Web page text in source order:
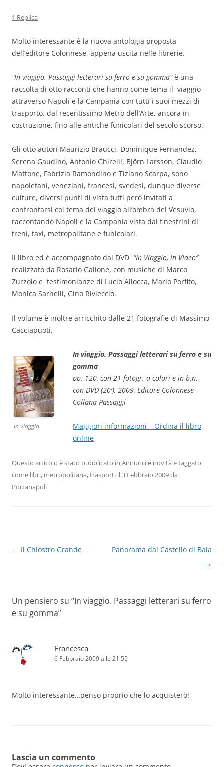
1 Replica
Molto interessante è la nuova antologia proposta
dell’editore Colonnese, appena uscita nelle librerie.
“In viaggio. Passaggi letterari su ferro e su gomma”è una
raccolta di otto racconti che hanno come tema il viaggio
attraverso Napoli e la Campania con tutti i suoi mezzi di
trasporto, dal recentissimo Metrò dell’Arte, ancora in
costruzione, fino alle antiche funicolari del secolo scorso.
Gli otto autori Maurizio Braucci, Dominique Fernandez,
Serena Gaudino, Antonio Ghirelli, Björn Larsson, Claudio
Mattone, Fabrizia Ramondino e Tiziano Scarpa, sono
napoletani, veneziani, francesi, svedesi, dunque diverse
culture, diversi punti di vista tutti però invitati a
confrontarsi col tema del viaggio all’ombra del Vesuvio,
raccontando Napoli e la Campania vista dai finestrini di
treni, taxi, metropolitane e funicolari.
Il libro ed è accompagnato dal DVD “In Viaggio, in Video”
realizzato da Rosario Gallone, con musiche di Marco
Zurzolo e testimonianze di Lucio Allocca, Mario Porfito,
Monica Sarnelli, Gino Rivieccio.
Il volume è inoltre arricchito dalle 21 fotografie di Massimo
Cacciapuoti.
In viaggio
In viaggio. Passaggi letterari su ferro e su
gomma
pp. 120, con 21 fotogr. a colori e in b.n.,
con DVD (20′), 2009, Editore Colonnese –
Collana Passaggi
Maggiori informazioni – Ordina il libro
online
Questo articolo è stato pubblicato in Annunci e novità e taggato
come libri, metropolitana,trasporti il3 Febbraio 2009da
Portanapoli
Navigazione
← Il Chiostro Grande
Panorama dal Castello di Baia
→
Un pensiero su “In viaggio. Passaggi letterari su ferro
e su gomma”
Francesca
6 Febbraio 2009 alle 21:55
Molto interessante…penso proprio che lo acquisterò!
Lascia un commento